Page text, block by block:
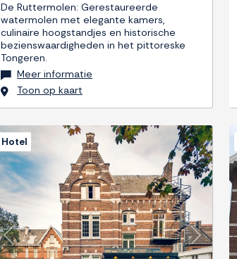
De Ruttermolen: Gerestaureerde
watermolen met elegante kamers,
culinaire hoogstandjes en historische
bezienswaardigheden in het pittoreske
Tongeren.
Meer informatie
Toon op kaart
Previous Next
Hotel